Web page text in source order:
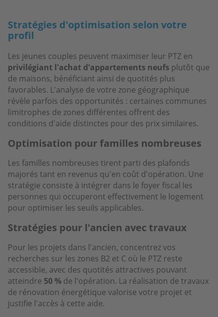
Stratégies d'optimisation selon votre
profil
Les jeunes couples peuvent maximiser leur PTZ en
privilégiant l'achat d'appartements neufs plutôt que
de maisons, bénéficiant ainsi de quotités plus
favorables. L'analyse de votre zone géographique
révèle parfois des opportunités : certaines communes
limitrophes de zones différentes offrent des
conditions d'aide distinctes pour des prix similaires.
Optimisation pour familles nombreuses
Les familles nombreuses tirent parti des plafonds
majorés tant en revenus qu'en coût d'opération. Une
stratégie consiste à intégrer dans le foyer fiscal les
personnes qui occuperont effectivement le logement
pour optimiser les seuils applicables.
Stratégies pour l'ancien avec travaux
Pour les projets dans l'ancien, concentrez vos
recherches sur les zones B2 et C où le PTZ reste
accessible, avec des quotités attractives pouvant
atteindre 50 % de l'opération. La réalisation de travaux
de rénovation énergétique valorise votre projet et
justifie l'accès à cette aide.